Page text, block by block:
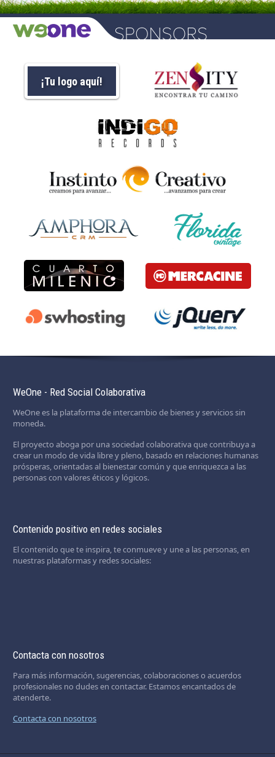
¡Tu logo aquí!
WeOne - Red Social Colaborativa
WeOne es la plataforma de intercambio de bienes y servicios sin
moneda.
El proyecto aboga por una sociedad colaborativa que contribuya a
crear un modo de vida libre y pleno, basado en relaciones humanas
prósperas, orientadas al bienestar común y que enriquezca a las
personas con valores éticos y lógicos.
Contenido positivo en redes sociales
El contenido que te inspira, te conmueve y une a las personas, en
nuestras plataformas y redes sociales:
Contacta con nosotros
Para más información, sugerencias, colaboraciones o acuerdos
profesionales no dudes en contactar. Estamos encantados de
atenderte.
Contacta con nosotros